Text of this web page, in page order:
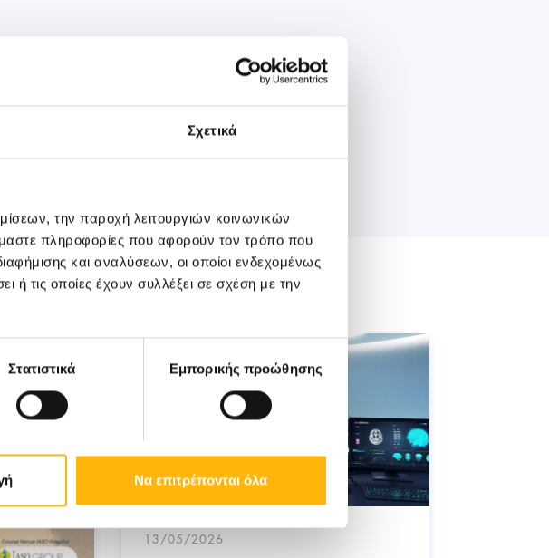
Σχετικά
την παροχή λειτουργιών κοινωνικών
πληροφορίες που αφορούν τον τρόπο που
και αναλύσεων, οι οποίοι ενδεχομένως
τις οποίες έχουν συλλέξει σε σχέση με την
Στατιστικά Εμπορικής προώθησης
Να επιτρέπονται όλα
13/05/2026